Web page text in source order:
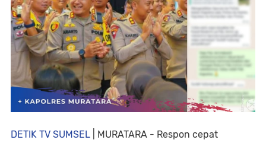
DETIK TV SUMSEL | MURATARA - Respon cepat